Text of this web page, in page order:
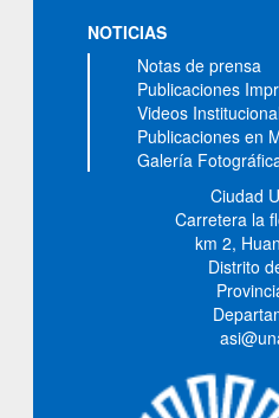
NOTICIAS
Notas de prensa
Publicaciones
Videos
Publicaciones en
Galería
Ciudad
Carretera la
km 2,
Distrito